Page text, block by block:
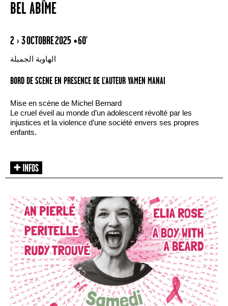
BEL ABÎME
2 › 3 OCTOBRE 2025 • 60'
الهاوية الجميلة
BORD DE SCENE EN PRESENCE DE L’AUTEUR YAMEN MANAI
Mise en scène de Michel Bernard
Le cruel éveil au monde d’un adolescent révolté par les
injustices et la violence d’une société envers ses propres
enfants.